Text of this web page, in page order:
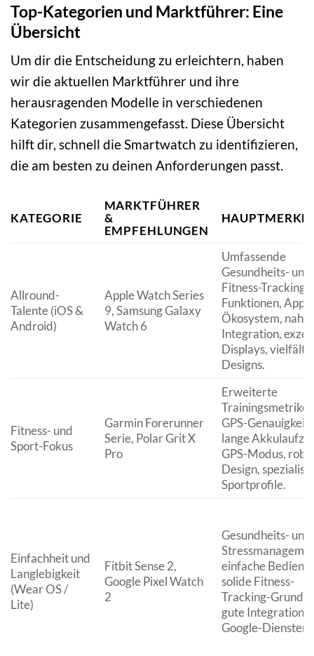
Top-Kategorien und Marktführer: Eine
Übersicht
Um dir die Entscheidung zu erleichtern, haben
wir die aktuellen Marktführer und ihre
herausragenden Modelle in verschiedenen
Kategorien zusammengefasst. Diese Übersicht
hilft dir, schnell die Smartwatch zu identifizieren,
die am besten zu deinen Anforderungen passt.
KATEGORIE
MARKTFÜHRER
&
EMPFEHLUNGEN
Allround-
Talente (iOS &
Android)
Apple Watch Series
9, Samsung Galaxy
Watch 6
Umfassende
Gesundheits- und
Fitness-Tracking-
Funktionen, App-
Ökosystem,
Integration,
Displays,
Designs.
Fitness- und
Sport-Fokus
Garmin Forerunner
Serie, Polar Grit X
Pro
Erweiterte
GPS-Genauigkeit,
lange
GPS-Modus,
Design,
Sportprofile.
Einfachheit und
Langlebigkeit
(Wear OS /
Lite)
Fitbit Sense 2,
Google Pixel Watch
2
Gesundheits- und
einfache
solide Fitness-
Tracking-
gute Integration
Google-Diensten.